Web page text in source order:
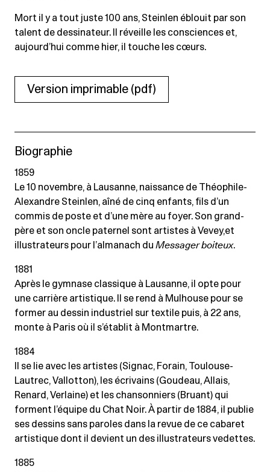
Mort il y a tout juste 100 ans, Steinlen éblouit par son
talent de dessinateur. Il réveille les consciences et,
aujourd’hui comme hier, il touche les cœurs.
Version imprimable (pdf)
Biographie
1859
Le 10 novembre, à Lausanne, naissance de Théophile-
Alexandre Steinlen, aîné de cinq enfants, fils d’un
commis de poste et d’une mère au foyer. Son grand-
père et son oncle paternel sont artistes à Vevey,et
illustrateurs pour l’almanach du Messager boiteux.
1881
Après le gymnase classique à Lausanne, il opte pour
une carrière artistique. Il se rend à Mulhouse pour se
former au dessin industriel sur textile puis, à 22 ans,
monte à Paris où il s’établit à Montmartre.
1884
Il se lie avec les artistes (Signac, Forain, Toulouse-
Lautrec, Vallotton), les écrivains (Goudeau, Allais,
Renard, Verlaine) et les chansonniers (Bruant) qui
forment l’équipe du Chat Noir. À partir de 1884, il publie
ses dessins sans paroles dans la revue de ce cabaret
artistique dont il devient un des illustrateurs vedettes.
1885